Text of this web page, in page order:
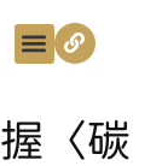
〈碳